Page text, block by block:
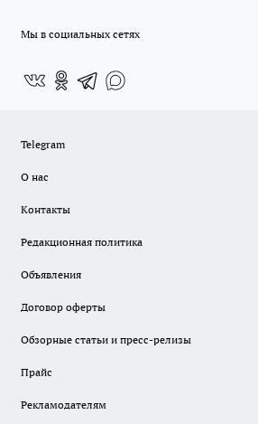
Мы в социальных сетях
Telegram
О нас
Контакты
Редакционная политика
Объявления
Договор оферты
Обзорные статьи и пресс-релизы
Прайс
Рекламодателям